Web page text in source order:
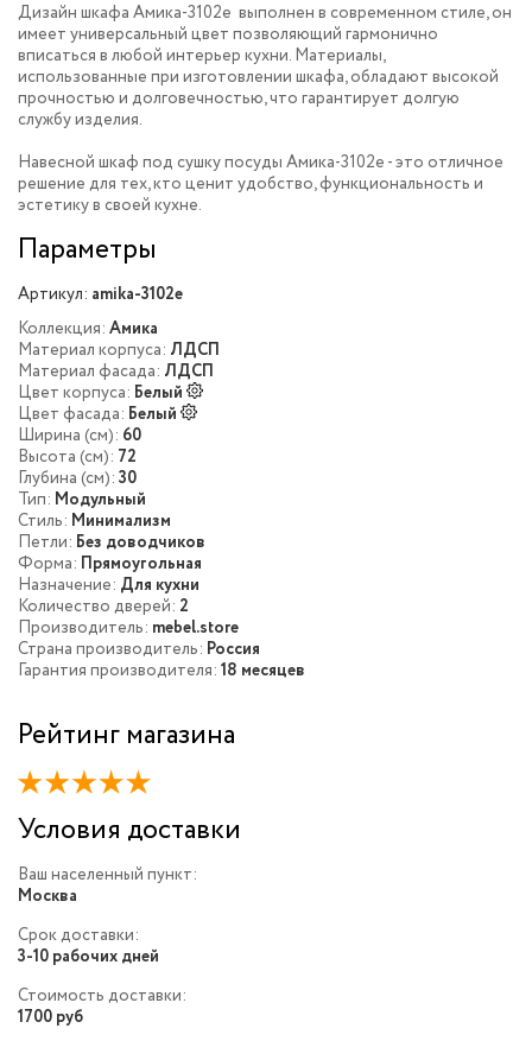
Дизайн шкафа Амика-3102e выполнен в современном стиле, он
имеет универсальный цвет позволяющий гармонично
вписаться в любой интерьер кухни. Материалы,
использованные при изготовлении шкафа, обладают высокой
прочностью и долговечностью, что гарантирует долгую
службу изделия.
Навесной шкаф под сушку посуды Амика-3102e - это отличное
решение для тех, кто ценит удобство, функциональность и
эстетику в своей кухне.
Параметры
Артикул: amika-3102e
Коллекция: Амика
Материал корпуса: ЛДСП
Материал фасада: ЛДСП
Цвет корпуса: Белый
Цвет фасада: Белый
Ширина (см): 60
Высота (см): 72
Глубина (см): 30
Тип: Модульный
Стиль: Минимализм
Петли: Без доводчиков
Форма: Прямоугольная
Назначение: Для кухни
Количество дверей: 2
Производитель: mebel.store
Страна производитель: Россия
Гарантия производителя: 18 месяцев
Рейтинг магазина
Условия доставки
Ваш населенный пункт:
Москва
Срок доставки:
3-10 рабочих дней
Стоимость доставки:
1700 руб